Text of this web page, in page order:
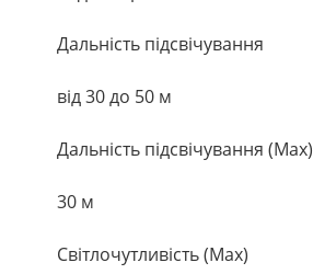
Дальність підсвічування
від 30 до 50 м
Дальність підсвічування (Max)
30 м
Світлочутливість (Max)